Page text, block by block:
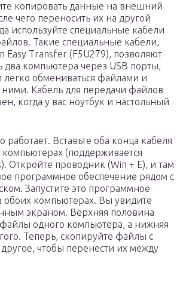
копировать данные на внешний
чего переносить их на другой
используйте специальные кабели
Такие специальные кабели,
Easy Transfer (F5U279), позволяют
два компьютера через USB порты,
обмениваться файлами и
Кабель для передачи файлов
когда у вас ноутбук и настольный
работает. Вставьте оба конца кабеля
(поддерживается
Откройте проводник (Win + E), и там
программное обеспечение рядом с
Запустите это программное
обоих компьютерах. Вы увидите
экраном. Верхняя половина
одного компьютера, а нижняя
Теперь, скопируйте файлы с
чтобы перенести их между